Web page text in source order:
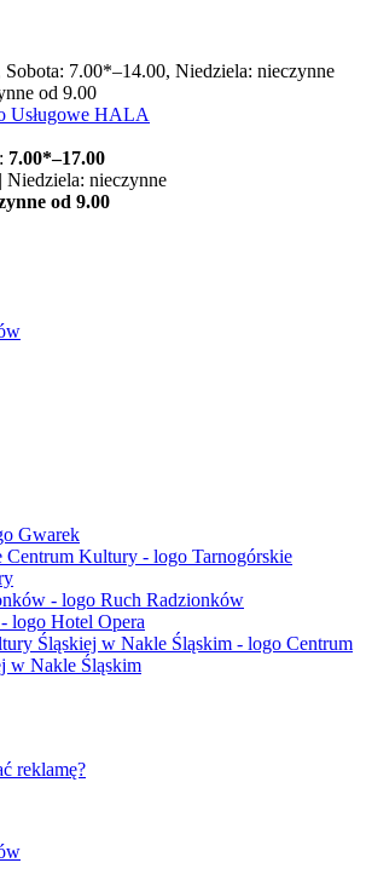
7.00*–14.00, Niedziela: nieczynne
od 9.00
7.00*–17.00
| Niedziela: nieczynne
od 9.00
Gwarek
Tarnogórskie
Ruch Radzionków
Hotel Opera
Centrum
w Nakle Śląskim
reklamę?